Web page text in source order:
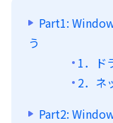
Part1:
う
1．ド
2．ネ
Part2: